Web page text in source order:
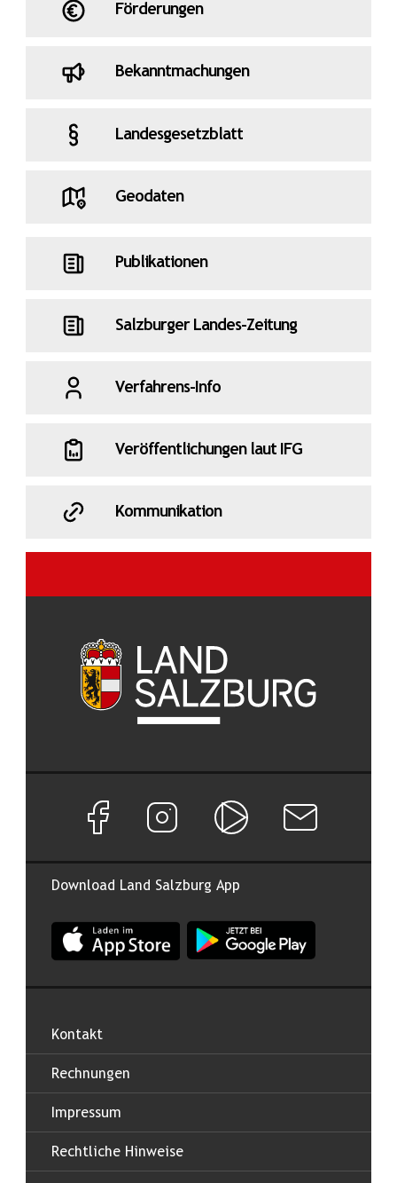
Förderungen
Bekanntmachungen
Landesgesetzblatt
Geodaten
Publikationen
Salzburger Landes-Zeitung
Verfahrens-Info
Veröffentlichungen laut IFG
Kommunikation
Download Land Salzburg App
App Land Salzburg im Apple App Store
App Land Salzburg im
Facebook Seite von Land Salzburg
Instagram Seite von Land Salzburg
Salzburg ONNewsletter
Kontakt
Rechnungen
Impressum
Rechtliche Hinweise